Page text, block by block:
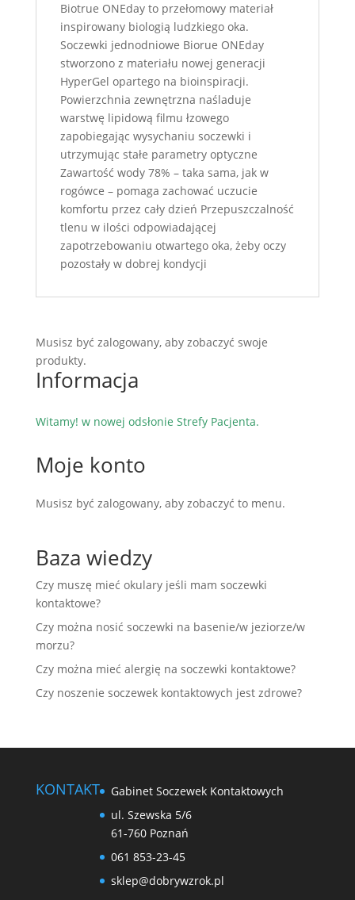
Biotrue ONEday to przełomowy materiał
inspirowany biologią ludzkiego oka.
Soczewki jednodniowe Biorue ONEday
stworzono z materiału nowej generacji
HyperGel opartego na bioinspiracji.
Powierzchnia zewnętrzna naśladuje
warstwę lipidową filmu łzowego
zapobiegając wysychaniu soczewki i
utrzymując stałe parametry optyczne
Zawartość wody 78% – taka sama, jak w
rogówce – pomaga zachować uczucie
komfortu przez cały dzień Przepuszczalność
tlenu w ilości odpowiadającej
zapotrzebowaniu otwartego oka, żeby oczy
pozostały w dobrej kondycji
Musisz być zalogowany, aby zobaczyć swoje
produkty.
Informacja
Witamy! w nowej odsłonie Strefy Pacjenta.
Moje konto
Musisz być zalogowany, aby zobaczyć to menu.
Baza wiedzy
Czy muszę mieć okulary jeśli mam soczewki
kontaktowe?
Czy można nosić soczewki na basenie/w jeziorze/w
morzu?
Czy można mieć alergię na soczewki kontaktowe?
Czy noszenie soczewek kontaktowych jest zdrowe?
KONTAKT
Gabinet Soczewek Kontaktowych
ul. Szewska 5/6
61-760 Poznań
061 853-23-45
sklep@dobrywzrok.pl